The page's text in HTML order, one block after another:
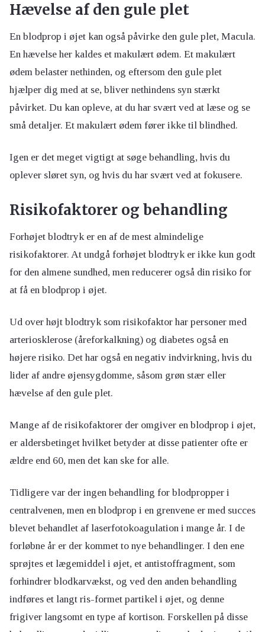
Hævelse af den gule plet
En blodprop i øjet kan også påvirke den gule plet, Macula.
En hævelse her kaldes et makulært ødem. Et makulært
ødem belaster nethinden, og eftersom den gule plet
hjælper dig med at se, bliver nethindens syn stærkt
påvirket. Du kan opleve, at du har svært ved at læse og se
små detaljer. Et makulært ødem fører ikke til blindhed.
Igen er det meget vigtigt at søge behandling, hvis du
oplever sløret syn, og hvis du har svært ved at fokusere.
Risikofaktorer og behandling
Forhøjet blodtryk er en af de mest almindelige
risikofaktorer. At undgå forhøjet blodtryk er ikke kun godt
for den almene sundhed, men reducerer også din risiko for
at få en blodprop i øjet.
Ud over højt blodtryk som risikofaktor har personer med
arteriosklerose (åreforkalkning) og diabetes også en
højere risiko. Det har også en negativ indvirkning, hvis du
lider af andre øjensygdomme, såsom grøn stær eller
hævelse af den gule plet.
Mange af de risikofaktorer der omgiver en blodprop i øjet,
er aldersbetinget hvilket betyder at disse patienter ofte er
ældre end 60, men det kan ske for alle.
Tidligere var der ingen behandling for blodpropper i
centralvenen, men en blodprop i en grenvene er med succes
blevet behandlet af laserfotokoagulation i mange år. I de
forløbne år er der kommet to nye behandlinger. I den ene
sprøjtes et lægemiddel i øjet, et antistoffragment, som
forhindrer blodkarvækst, og ved den anden behandling
indføres et langt ris-formet partikel i øjet, og denne
frigiver langsomt en type af kortison. Forskellen på disse